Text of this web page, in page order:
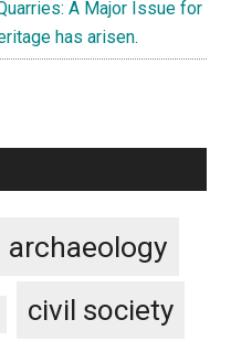
A Major Issue for
has arisen.
archaeology
civil society